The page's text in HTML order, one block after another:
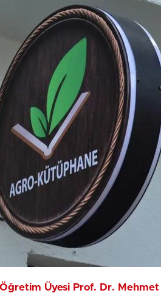
Üyesi Prof. Dr. Mehmet